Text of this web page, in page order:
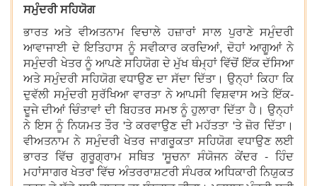
ਸਮੁੰਦਰੀ ਸਹਿਯੋਗ
ਭਾਰਤ ਅਤੇ ਵੀਅਤਨਾਮ ਵਿਚਾਲੇ ਹਜ਼ਾਰਾਂ ਸਾਲ ਪੁਰਾਣੇ ਸਮੁੰਦਰੀ
ਆਵਾਜਾਈ ਦੇ ਇਤਿਹਾਸ ਨੂੰ ਸਵੀਕਾਰ ਕਰਦਿਆਂ, ਦੋਹਾਂ ਆਗੂਆਂ ਨੇ
ਸਮੁੰਦਰੀ ਖੇਤਰ ਨੂੰ ਆਪਣੇ ਸਹਿਯੋਗ ਦੇ ਮੁੱਖ ਥੰਮ੍ਹਾਂ ਵਿੱਚੋਂ ਇੱਕ ਦੱਸਿਆ
ਅਤੇ ਸਮੁੰਦਰੀ ਸਹਿਯੋਗ ਵਧਾਉਣ ਦਾ ਸੱਦਾ ਦਿੱਤਾ। ਉਨ੍ਹਾਂ ਕਿਹਾ ਕਿ
ਦੁਵੱਲੀ ਸਮੁੰਦਰੀ ਸੁਰੱਖਿਆ ਵਾਰਤਾ ਨੇ ਆਪਸੀ ਵਿਸ਼ਵਾਸ ਅਤੇ ਇੱਕ-
ਦੂਜੇ ਦੀਆਂ ਚਿੰਤਾਵਾਂ ਦੀ ਬਿਹਤਰ ਸਮਝ ਨੂੰ ਹੁਲਾਰਾ ਦਿੱਤਾ ਹੈ। ਉਨ੍ਹਾਂ
ਨੇ ਇਸ ਨੂੰ ਨਿਯਮਤ ਤੌਰ 'ਤੇ ਕਰਵਾਉਣ ਦੀ ਮਹੱਤਤਾ 'ਤੇ ਜ਼ੋਰ ਦਿੱਤਾ।
ਵੀਅਤਨਾਮ ਨੇ ਸਮੁੰਦਰੀ ਖੇਤਰ ਜਾਗਰੂਕਤਾ ਸਹਿਯੋਗ ਵਧਾਉਣ ਲਈ
ਭਾਰਤ ਵਿੱਚ ਗੁਰੂਗ੍ਰਾਮ ਸਥਿਤ 'ਸੂਚਨਾ ਸੰਯੋਜਨ ਕੇਂਦਰ - ਹਿੰਦ
ਮਹਾਂਸਾਗਰ ਖੇਤਰ' ਵਿੱਚ ਅੰਤਰਰਾਸ਼ਟਰੀ ਸੰਪਰਕ ਅਧਿਕਾਰੀ ਨਿਯੁਕਤ